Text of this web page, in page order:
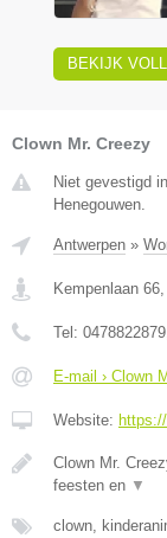
BEKIJK
Clown Mr. Creezy
Niet gevestigd
Henegouwen.
Antwerpen »
Kempenlaan 66,
Tel: 0478822879
E-mail › Clown
Website:
Clown Mr.
feesten en ▼
clown,